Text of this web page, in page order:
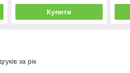
Купити
за рік